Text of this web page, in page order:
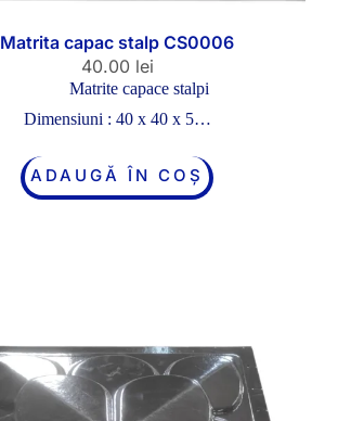
Matrita capac stalp CS0006
40.00 lei
Matrite capace stalpi
Dimensiuni : 40 x 40 x 5…
ADAUGĂ ÎN COȘ